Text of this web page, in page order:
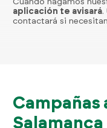
Cuando hagamos
aplicación te avisará.
contactará si
Campañas
Salamanca